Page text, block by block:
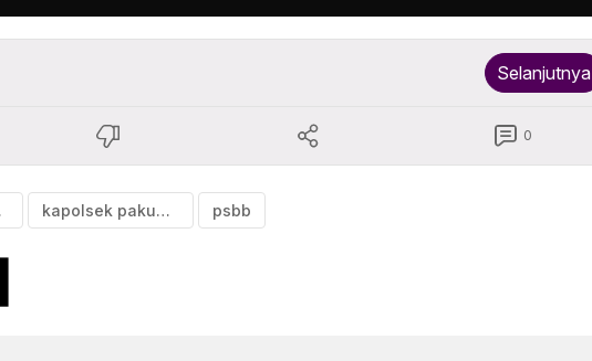
Selanjutnya
0
kapolsek pakuhaji psbb